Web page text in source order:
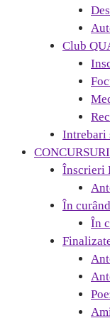
Club
Intrebari
CONCURSURI
Înscrieri
În curând
În